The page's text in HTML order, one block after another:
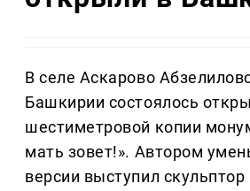
В селе Аскарово
Башкирии состоялось
шестиметровой копии
мать зовет!». Автором
версии выступил скульптор